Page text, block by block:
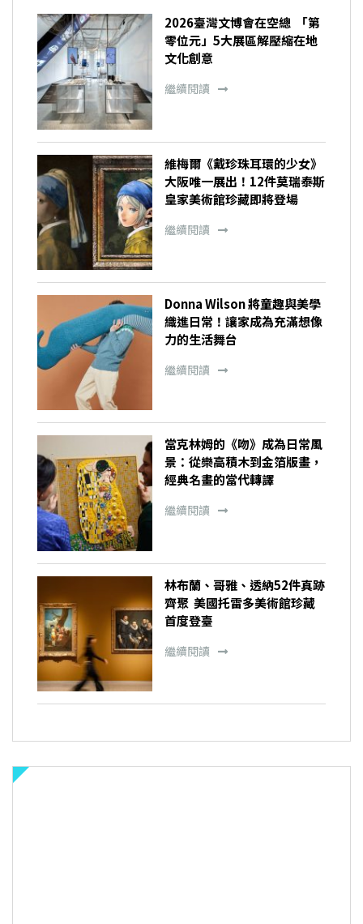
2026臺灣文博會在空總 「第
零位元」5大展區解壓縮在地
文化創意
繼續閱讀
維梅爾《戴珍珠耳環的少女》
大阪唯一展出！12件莫瑞泰斯
皇家美術館珍藏即將登場
繼續閱讀
Donna Wilson 將童趣與美學
織進日常！讓家成為充滿想像
力的生活舞台
繼續閱讀
當克林姆的《吻》成為日常風
景：從樂高積木到金箔版畫，
經典名畫的當代轉譯
繼續閱讀
林布蘭、哥雅、透納52件真跡
齊聚 美國托雷多美術館珍藏
首度登臺
繼續閱讀